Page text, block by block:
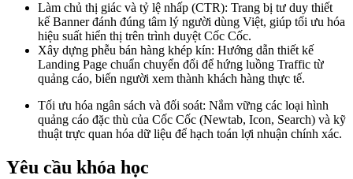
Làm chủ thị giác và tỷ lệ nhấp (CTR): Trang bị tư duy thiết
kế Banner đánh đúng tâm lý người dùng Việt, giúp tối ưu hóa
hiệu suất hiển thị trên trình duyệt Cốc Cốc.
Xây dựng phễu bán hàng khép kín: Hướng dẫn thiết kế
Landing Page chuẩn chuyển đổi để hứng luồng Traffic từ
quảng cáo, biến người xem thành khách hàng thực tế.
Tối ưu hóa ngân sách và đối soát: Nắm vững các loại hình
quảng cáo đặc thù của Cốc Cốc (Newtab, Icon, Search) và kỹ
thuật trực quan hóa dữ liệu để hạch toán lợi nhuận chính xác.
Yêu cầu khóa học